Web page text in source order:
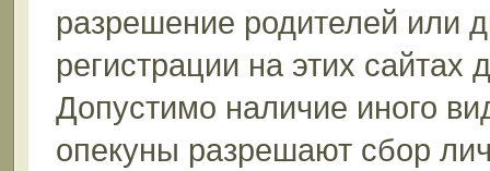
разрешение родителей или
регистрации на этих
Допустимо наличие иного
опекуны разрешают сбор